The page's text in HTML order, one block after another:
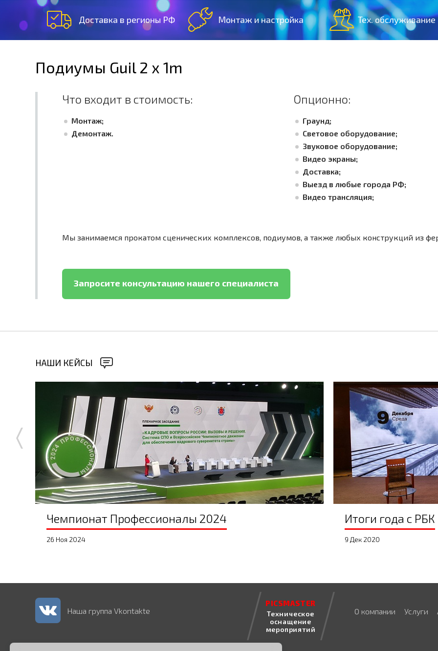
Доставка в регионы РФ Монтаж и настройка Тех. обслуживание
Подиумы Guil 2 x 1m
Что входит в стоимость:
Монтаж;
Демонтаж.
Опционно:
Граунд;
Световое оборудование;
Звуковое оборудование;
Видео экраны;
Доставка;
Выезд в любые города РФ;
Видео трансляция;
Мы занимаемся прокатом сценических комплексов, подиумов, а также любых конструкций из
Запросите консультацию нашего специалиста
НАШИ КЕЙСЫ
Чемпионат Профессионалы 2024
26 Ноя 2024
Итоги года с РБК
9 Дек 2020
Наша группа Vkontakte
PICSMASTER
Техническое
оснащение
мероприятий
О компании Услуги